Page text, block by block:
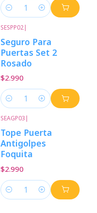
Cantidad
SESPP02|
Seguro Para
Puertas Set 2
Rosado
$2.990
Cantidad
SEAGP03 |
Tope Puerta
Antigolpes
Foquita
$2.990
Cantidad